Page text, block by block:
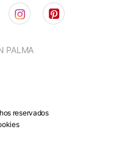
reservados
PALMA